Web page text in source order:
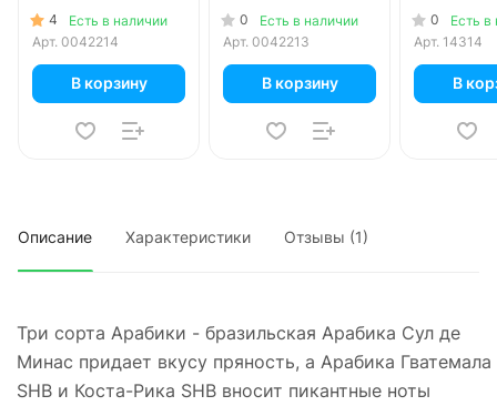
4
Есть в наличии
Арт. 0042214
В корзину
0
Есть в наличии
Арт. 0042213
В корзину
(250гр)
0
Есть в
Арт. 14314
В
Описание Характеристики Отзывы (1)
Три сорта Арабики - бразильская Арабика Сул де
Минас придает вкусу пряность, а Арабика Гватемала
SHB и Коста-Рика SHB вносит пикантные ноты